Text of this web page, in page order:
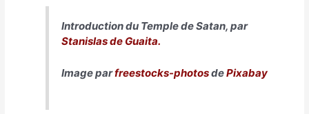
Introduction du Temple de Satan, par
Stanislas de Guaita.
Image parfreestocks-photosdePixabay